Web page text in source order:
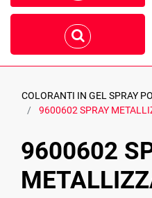
COLORANTI IN GEL SPRAY
9600602 SPRAY
9600602